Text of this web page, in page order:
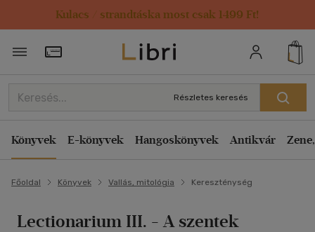
Kulacs / strandtáska most csak 1499 Ft!
Törzsvásárlói Kártya adatai
Részletes keresés
Könyvek E-könyvek Hangoskönyvek Antikvár
Főoldal Könyvek Vallás, mitológia Kereszténység
Lectionarium III. - A szentek